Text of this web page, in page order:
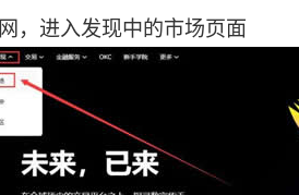
，进入发现中的市场页面